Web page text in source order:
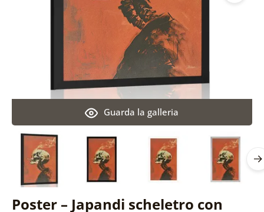
Poster – Japandi scheletro con
Guarda la galleria